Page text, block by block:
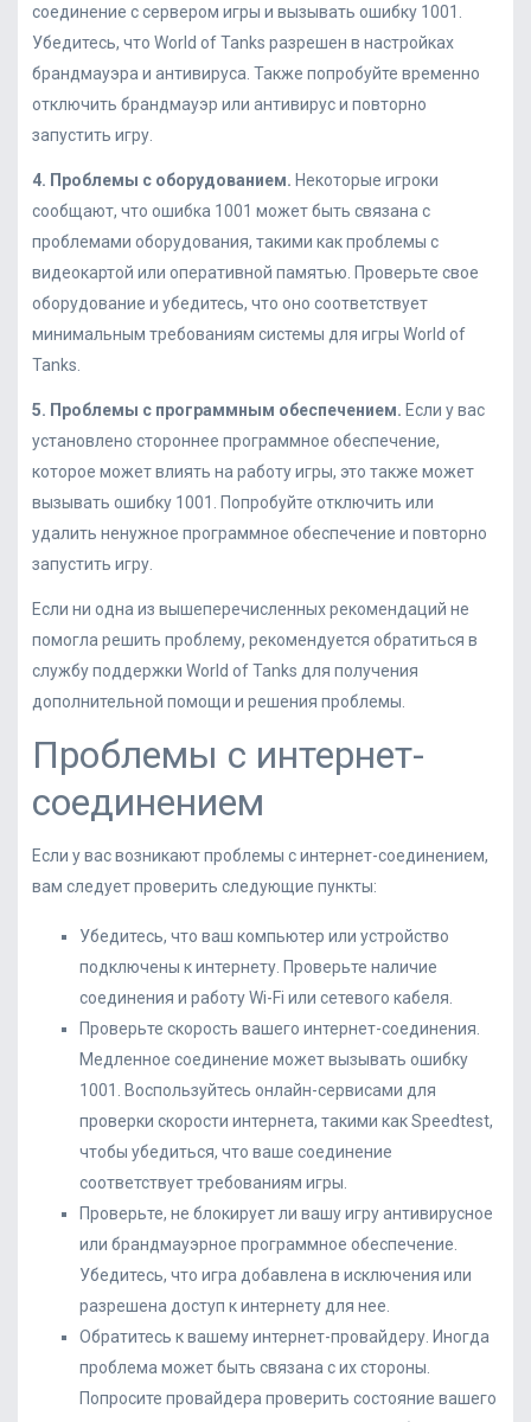
соединение с сервером игры и вызывать ошибку 1001.
Убедитесь, что World of Tanks разрешен в настройках
брандмауэра и антивируса. Также попробуйте временно
отключить брандмауэр или антивирус и повторно
запустить игру.
4. Проблемы с оборудованием. Некоторые игроки
сообщают, что ошибка 1001 может быть связана с
проблемами оборудования, такими как проблемы с
видеокартой или оперативной памятью. Проверьте свое
оборудование и убедитесь, что оно соответствует
минимальным требованиям системы для игры World of
Tanks.
5. Проблемы с программным обеспечением. Если у вас
установлено стороннее программное обеспечение,
которое может влиять на работу игры, это также может
вызывать ошибку 1001. Попробуйте отключить или
удалить ненужное программное обеспечение и повторно
запустить игру.
Если ни одна из вышеперечисленных рекомендаций не
помогла решить проблему, рекомендуется обратиться в
службу поддержки World of Tanks для получения
дополнительной помощи и решения проблемы.
Проблемы с интернет-
соединением
Если у вас возникают проблемы с интернет-соединением,
вам следует проверить следующие пункты:
Убедитесь, что ваш компьютер или устройство
подключены к интернету. Проверьте наличие
соединения и работу Wi-Fi или сетевого кабеля.
Проверьте скорость вашего интернет-соединения.
Медленное соединение может вызывать ошибку
1001. Воспользуйтесь онлайн-сервисами для
проверки скорости интернета, такими как Speedtest,
чтобы убедиться, что ваше соединение
соответствует требованиям игры.
Проверьте, не блокирует ли вашу игру антивирусное
или брандмауэрное программное обеспечение.
Убедитесь, что игра добавлена в исключения или
разрешена доступ к интернету для нее.
Обратитесь к вашему интернет-провайдеру. Иногда
проблема может быть связана с их стороны.
Попросите провайдера проверить состояние вашего